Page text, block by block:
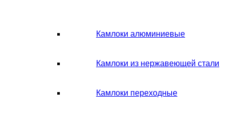
Камлоки алюминиевые
Камлоки из нержавеющей стали
Камлоки переходные